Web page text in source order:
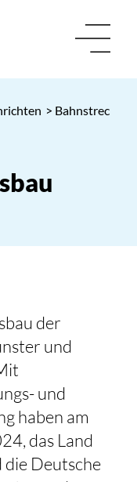
>
der
und
und
haben am
das Land
Deutsche